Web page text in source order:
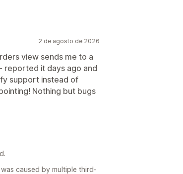
2 de agosto de 2026
view sends me to a
reported it days ago and
support instead of
Nothing but bugs
caused by multiple third-